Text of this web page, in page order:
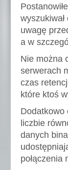
uwagę
a w
Nie można
serwerach
czas
które ktoś
Dodatkowo
liczbie
danych
połączenia